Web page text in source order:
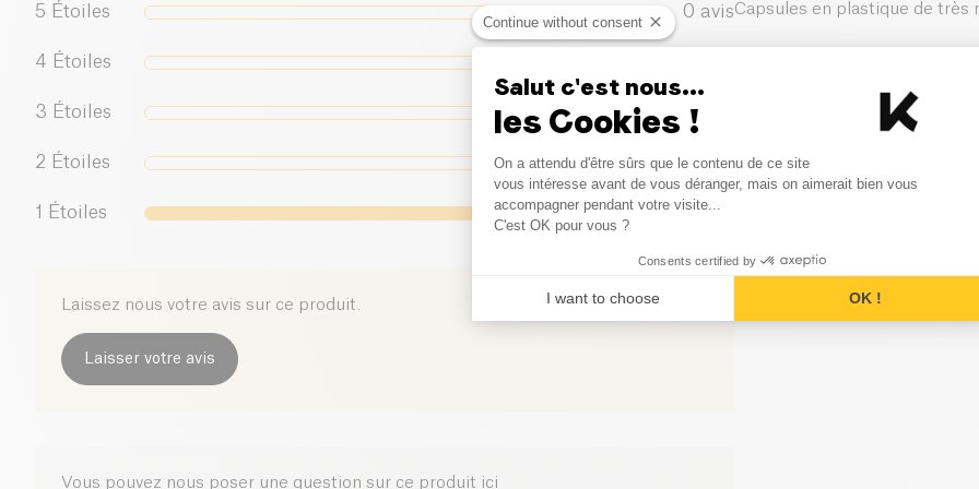
5 Étoiles 0 avis
4 Étoiles
3 Étoiles 0
2 Étoiles 0 avis
1 Étoiles 1 avis
Laissez nous votre avis sur ce produit.
Laisser votre avis
Vous pouvez nous poser une question sur ce produit ici
Capsules en plastique de très
Continue without consent
Salut c'est nous...
les Cookies !
Consent Management
On a attendu d'être sûrs que le contenu de ce site
vous intéresse avant de vous déranger, mais on aimerait bien vous
accompagner pendant votre visite...
C'est OK pour vous ?
Consents certified by
I want to choose OK !
Axeptio consent